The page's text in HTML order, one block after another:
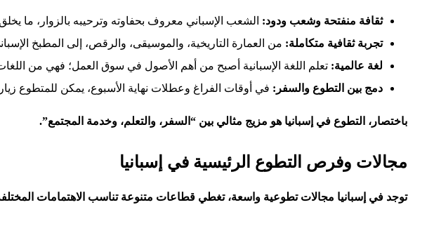
ثقافة منفتحة وشعب ودود: الشعب الإسباني معروف بحفاوته وترحيبه بالزوار، ما
تجربة ثقافية متكاملة: من العمارة التاريخية، والموسيقى، والرقص، إلى المطبخ
لغة عالمية: تعلم اللغة الإسبانية أصبح من أهم الأصول في سوق العمل؛ فهي من
دمج بين التطوع والسفر: في أوقات الفراغ وعطلات نهاية الأسبوع، يمكن للمتطوع
باختصار، التطوع في إسبانيا هو مزيج مثالي بين “السفر، والتعلم، وخدمة المجتمع”.
مجالات وفرص التطوع الرئيسية في إسبانيا
توجد في إسبانيا مجالات تطوعية واسعة، تغطي قطاعات متنوعة تناسب الاهتمامات